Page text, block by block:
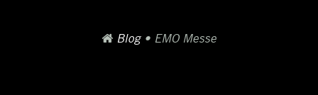
Blog • EMO Messe